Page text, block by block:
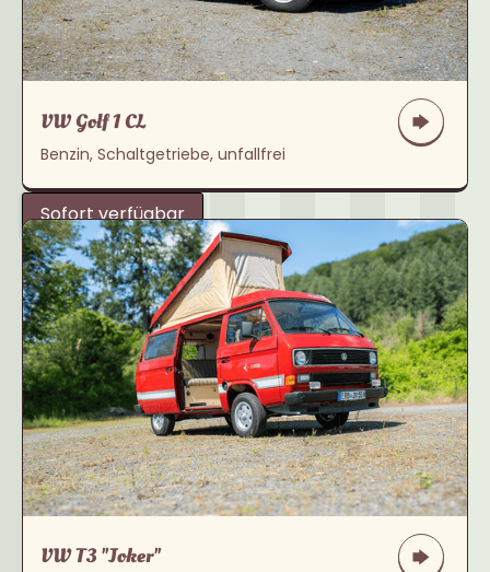
VW Golf 1 CL
Benzin, Schaltgetriebe, unfallfrei
Sofort verfügbar
VW T3 "Joker"